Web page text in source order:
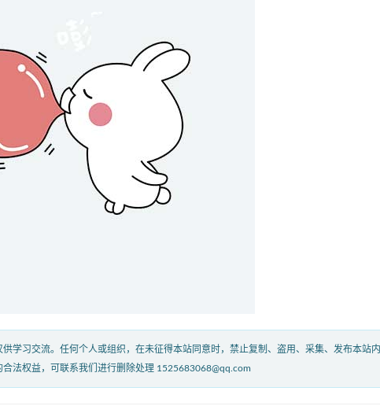
学习交流。任何个人或组织，在未征得本站同意时，禁止复制、盗用、采集、发布本站内
法权益，可联系我们进行删除处理 1525683068@qq.com